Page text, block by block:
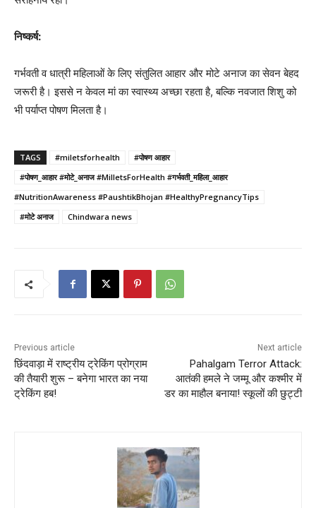
निष्कर्ष:
गर्भवती व धात्री महिलाओं के लिए संतुलित आहार और मोटे अनाज का सेवन बेहद
जरूरी है। इससे न केवल मां का स्वास्थ्य अच्छा रहता है, बल्कि नवजात शिशु को
भी पर्याप्त पोषण मिलता है।
TAGS #miletsforhealth
#पोषण आहार
#पोषण_आहार #मोटे_अनाज #MilletsForHealth #गर्भवती_महिला_आहार
#NutritionAwareness #PaushtikBhojan #HealthyPregnancyTips
#मोटे अनाज
Chindwara news
Previous article
छिंदवाड़ा में राष्ट्रीय ट्रेकिंग प्रोग्राम
की तैयारी शुरू – बनेगा भारत का नया
ट्रेकिंग हब!
Next article
Pahalgam Terror Attack:
आतंकी हमले ने जम्मू और कश्मीर में
डर का माहौल बनाया! स्कूलों की छुट्टी